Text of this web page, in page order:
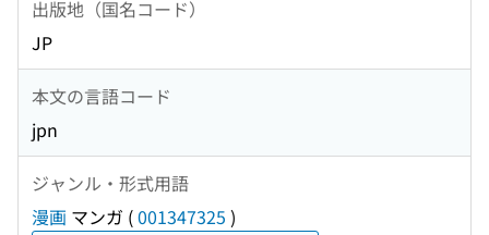
出版地（国名コード）
JP
本文の言語コード
jpn
ジャンル・形式用語
漫画 マンガ (001347325 )